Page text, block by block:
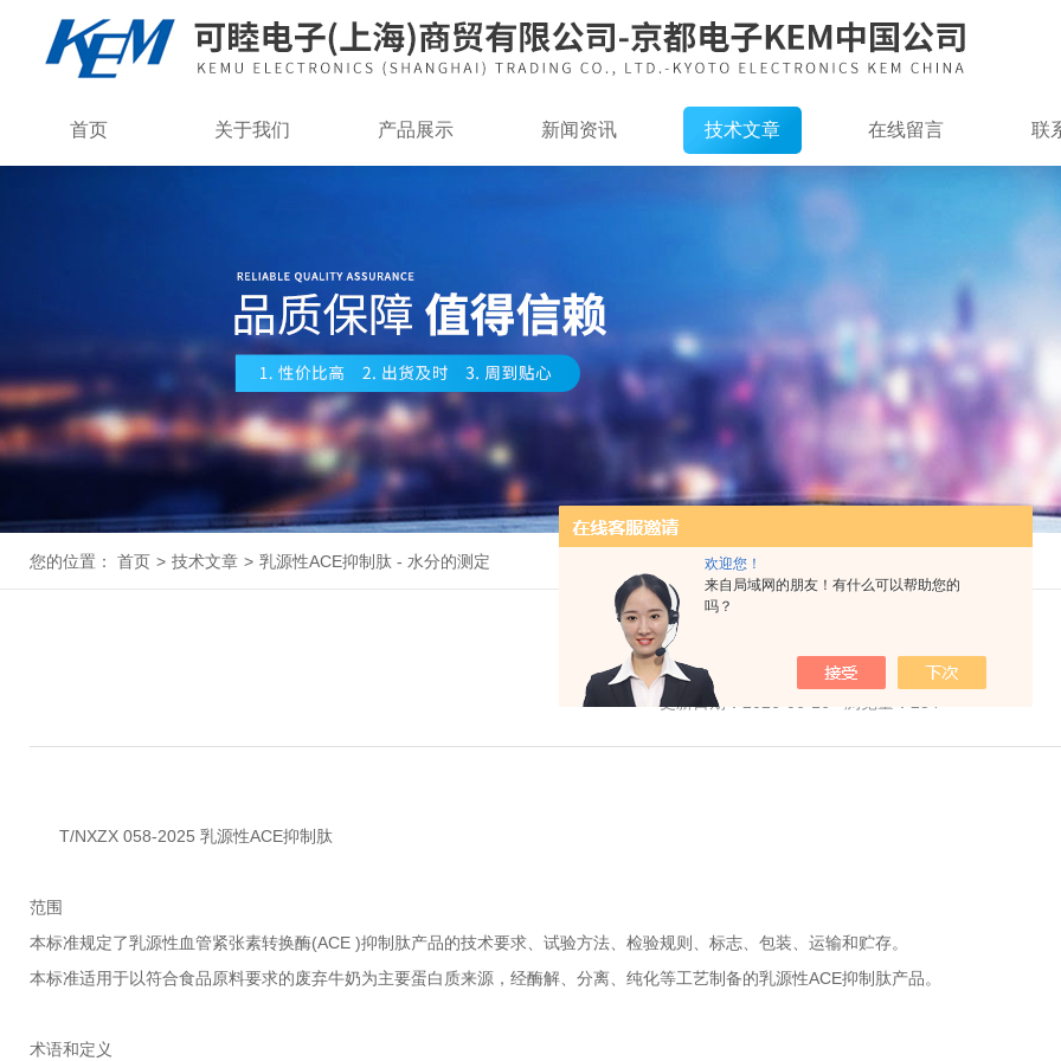
欢迎您！
来自局域网的朋友！有什么可以帮助您的
吗？
首页 关于我们 产品展示 新闻资讯 技术文章 在线留言 联
您的位置： 首页 > 技术文章 > 乳源性ACE抑制肽 - 水分的测定
乳源性ACE抑制肽 - 水分的测定
更新日期：2026-06-16 浏览量：234
T/NXZX 058-2025 乳源性ACE抑制肽
范围
本标准规定了乳源性血管紧张素转换酶(ACE )抑制肽产品的技术要求、试验方法、检验规则、标志、包装、运输和贮存。
本标准适用于以符合食品原料要求的废弃牛奶为主要蛋白质来源，经酶解、分离、纯化等工艺制备的乳源性ACE抑制肽产品。
术语和定义